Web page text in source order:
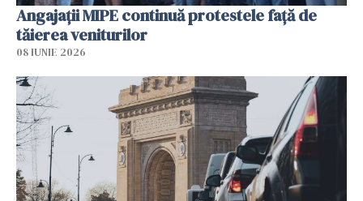
Angajaţii MIPE continuă protestele faţă de
tăierea veniturilor
08 IUNIE 2026